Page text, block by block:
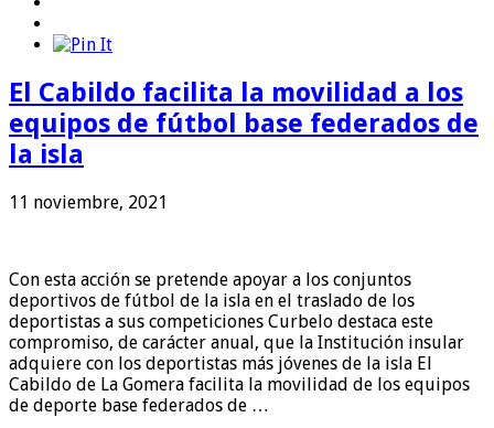
El Cabildo facilita la movilidad a los
equipos de fútbol base federados de
la isla
11 noviembre, 2021
Con esta acción se pretende apoyar a los conjuntos
deportivos de fútbol de la isla en el traslado de los
deportistas a sus competiciones Curbelo destaca este
compromiso, de carácter anual, que la Institución insular
adquiere con los deportistas más jóvenes de la isla El
Cabildo de La Gomera facilita la movilidad de los equipos
de deporte base federados de …